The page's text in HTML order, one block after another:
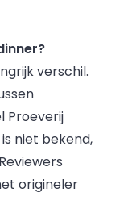
verschil.
Proeverij
niet bekend,
origineler